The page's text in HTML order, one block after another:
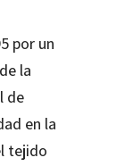
por un
la
de
en la
tejido